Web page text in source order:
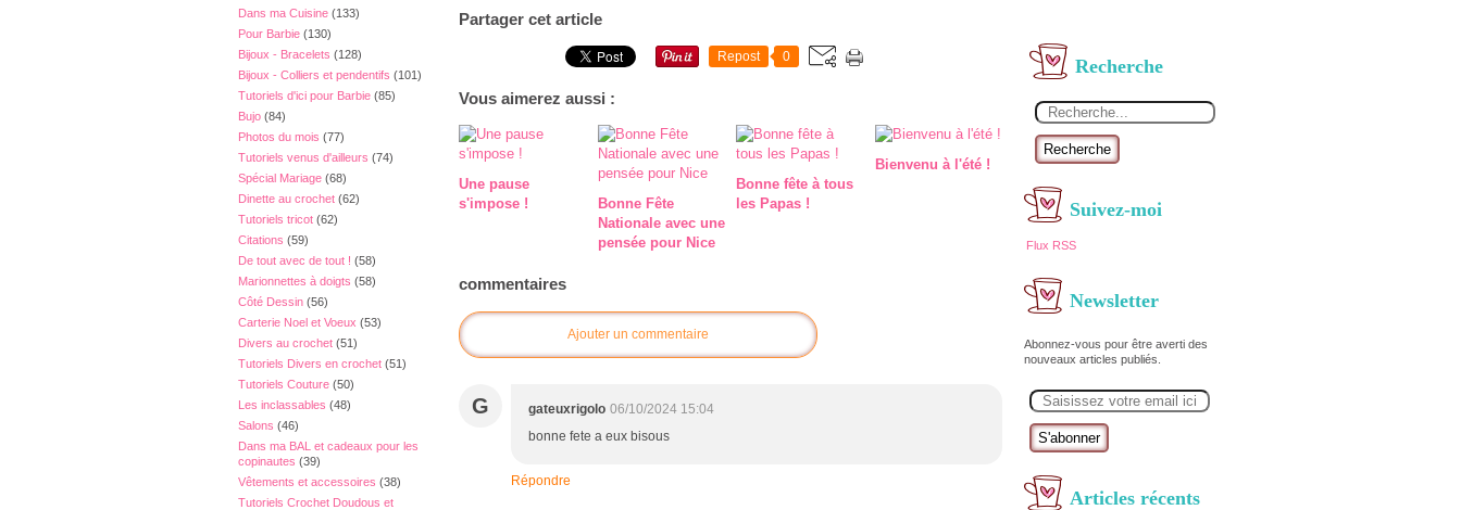
Dans ma Cuisine (133)
Pour Barbie (130)
Bijoux - Bracelets (128)
Bijoux - Colliers et pendentifs (101)
Tutoriels d'ici pour Barbie (85)
Bujo (84)
Photos du mois (77)
Tutoriels venus d'ailleurs (74)
Spécial Mariage (68)
Dinette au crochet (62)
Tutoriels tricot (62)
Citations (59)
De tout avec de tout ! (58)
Marionnettes à doigts (58)
Côté Dessin (56)
Carterie Noel et Voeux (53)
Divers au crochet (51)
Tutoriels Divers en crochet (51)
Tutoriels Couture (50)
Les inclassables (48)
Salons (46)
Dans ma BAL et cadeaux pour les
copinautes (39)
Vêtements et accessoires (38)
Tutoriels Crochet Doudous et
Recherche
Recherche
Suivez-moi
Flux RSS
Newsletter
Abonnez-vous pour être averti des
nouveaux articles publiés.
m
Articles récents
Partager cet article
Repost 0
Vous aimerez aussi :
Une pause
s'impose !
Bonne Fête
Nationale avec une
pensée pour Nice
Bonne fête à tous
les Papas !
Bienvenu à l'été !
commentaires
Ajouter un commentaire
G gateuxrigolo 06/10/2024 15:04
bonne fete a eux bisous
Répondre